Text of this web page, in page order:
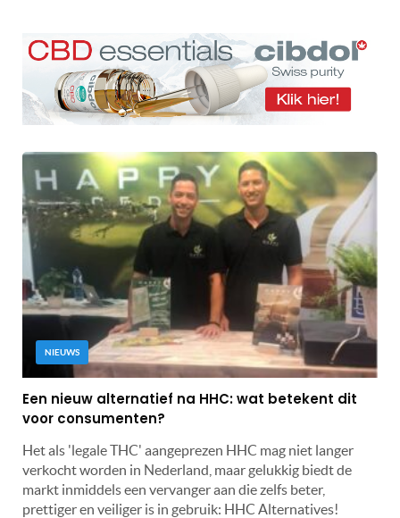
NIEUWS
Een nieuw alternatief na HHC: wat betekent dit
voor consumenten?
Het als 'legale THC' aangeprezen HHC mag niet langer
verkocht worden in Nederland, maar gelukkig biedt de
markt inmiddels een vervanger aan die zelfs beter,
prettiger en veiliger is in gebruik: HHC Alternatives!